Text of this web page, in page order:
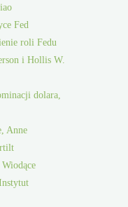
Fed
roli Fedu
i Hollis W.
dolara,
Anne